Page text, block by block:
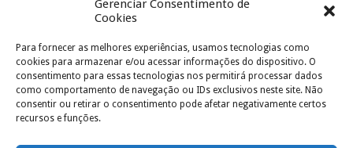
Gerenciar Consentimento de
Cookies
Para fornecer as melhores experiências, usamos tecnologias como
cookies para armazenar e/ou acessar informações do dispositivo. O
consentimento para essas tecnologias nos permitirá processar dados
como comportamento de navegação ou IDs exclusivos neste site. Não
consentir ou retirar o consentimento pode afetar negativamente certos
recursos e funções.
Clique para aceitar os cookies marketing e
ativar este conteúdo